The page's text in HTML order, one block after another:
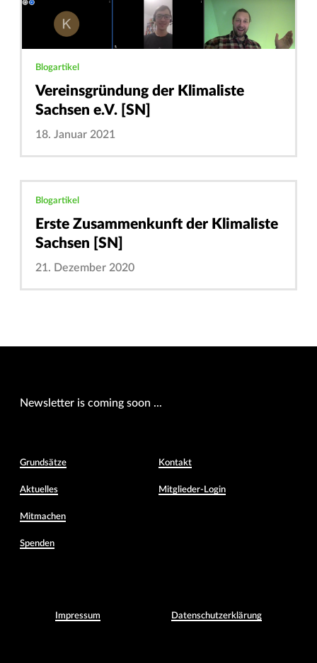
Blogartikel
Vereinsgründung der Klimaliste
Sachsen e.V. [SN]
18. Januar 2021
Blogartikel
Erste Zusammenkunft der Klimaliste
Sachsen [SN]
21. Dezember 2020
Newsletter is coming soon ...
Grundsätze
Aktuelles
Mitmachen
Spenden
Kontakt
Mitglieder-Login
Impressum Daten­schutz­erklärung